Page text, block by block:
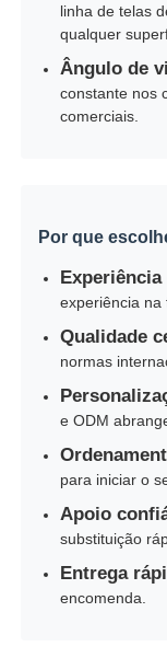
linha de telas
qualquer
Ângulo de
constante nos
comerciais.
Por que
experiência na
Qualidade
normas
e ODM
para iniciar o
Apoio
substituição
Entrega
encomenda.